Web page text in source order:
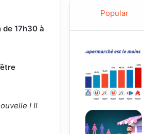
17h30 à
! Il
Popular